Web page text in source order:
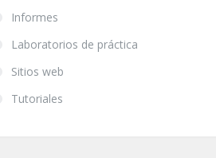
Informes
Laboratorios de práctica
Sitios web
Tutoriales